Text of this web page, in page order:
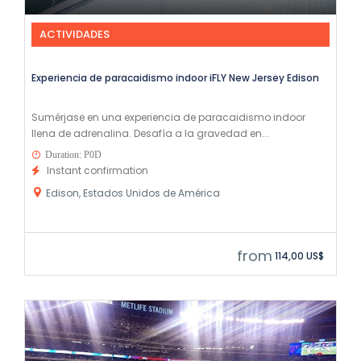
ACTIVIDADES
Experiencia de paracaidismo indoor iFLY New Jersey Edison
Sumérjase en una experiencia de paracaidismo indoor
llena de adrenalina. Desafía a la gravedad en...
Duration: P0D
Instant confirmation
Edison, Estados Unidos de América
from 114,00 US$